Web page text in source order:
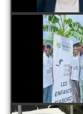
watch video